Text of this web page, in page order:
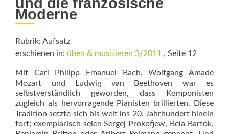
Moderne
Rubrik: Aufsatz
erschienen in: üben & musizieren 3/2011 , Seite 12
Mit Carl Philipp Emanuel Bach, Wolf­gang Amadé
Mozart und Ludwig van Beethoven war es
selbstverständlich geworden, dass Komponisten
zugleich als hervorragende Pianisten brillierten. Diese
Tradition setzte sich bis weit ins 20. Jahrhundert hinein
fort; ­exemplarisch seien Sergej Prokofjew, Béla Bartók,